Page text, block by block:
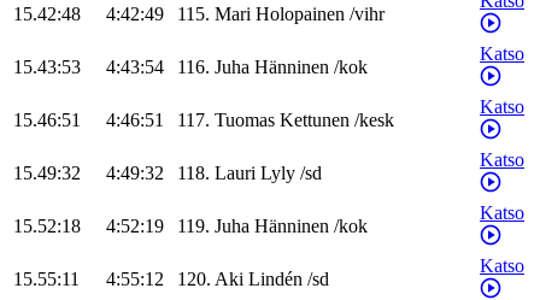
15.42:48 4:42:49 115. Mari Holopainen /vihr
15.43:53 4:43:54 116. Juha Hänninen /kok
Katso
15.46:51 4:46:51 117. Tuomas Kettunen /kesk
Katso
15.49:32 4:49:32 118. Lauri Lyly /sd
Katso
15.52:18 4:52:19 119. Juha Hänninen /kok
Katso
15.55:11 4:55:12 120. Aki Lindén /sd
Katso